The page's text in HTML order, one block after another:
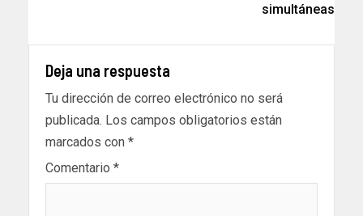
simultáneas
Deja una respuesta
Tu dirección de correo electrónico no será
publicada. Los campos obligatorios están
marcados con *
Comentario *